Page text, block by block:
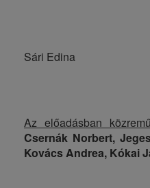
Sári Edina
Az előadásban
Csernák Norbert,
Kovács Andrea, Kókai